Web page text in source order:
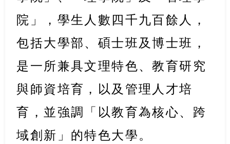
院」，學生 人數四千九百餘人
包括大學部、碩士班及博士班，
是一所兼具文理特色、教育研究
與師資培育，以及管理人才培
育，並強調「以教育為核心、跨
域創新」的特色大學。